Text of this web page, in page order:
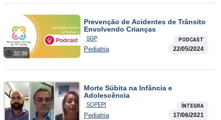
32:39
Prevenção de Acidentes de Trânsito
Envolvendo Crianças
SGP PODCAST
Pediatria 22/05/2024
Morte Súbita na Infância e
Adolescência
SOPEPI ÍNTEGRA
Pediatria 17/06/2021